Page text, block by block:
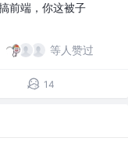
前端，你这被子
等人赞过
14